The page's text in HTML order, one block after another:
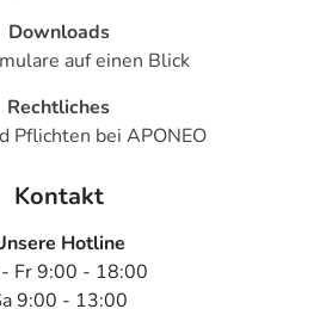
Downloads
auf einen Blick
Rechtliches
Pflichten bei APONEO
Kontakt
Hotline
Fr 9:00 - 18:00
9:00 - 13:00